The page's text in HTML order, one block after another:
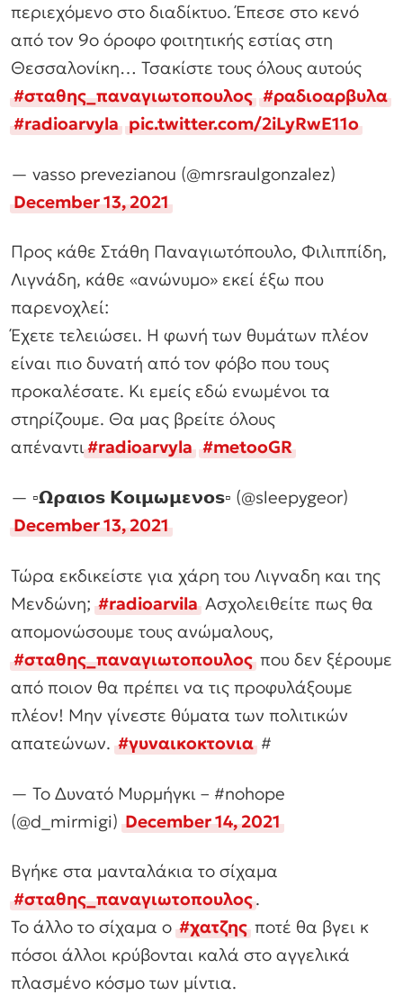
περιεχόμενο στο διαδίκτυο. Έπεσε στο κενό
από τον 9ο όροφο φοιτητικής εστίας στη
Θεσσαλονίκη… Τσακίστε τους όλους αυτούς
#σταθης_παναγιωτοπουλος #ραδιοαρβυλα
#radioarvyla pic.twitter.com/2iLyRwE11o
— vasso prevezianou (@mrsraulgonzalez)
December 13, 2021
Προς κάθε Στάθη Παναγιωτόπουλο, Φιλιππίδη,
Λιγνάδη, κάθε «ανώνυμο» εκεί έξω που
παρενοχλεί:
Έχετε τελειώσει. Η φωνή των θυμάτων πλέον
είναι πιο δυνατή από τον φόβο που τους
προκαλέσατε. Κι εμείς εδώ ενωμένοι τα
στηρίζουμε. Θα μας βρείτε όλους
απέναντι#radioarvyla #metooGR
— ▫️𝝮𝞀𝝰𝝸𝝾𝘀 𝝟𝝾𝝸𝝻𝞈𝝻𝝴𝝼𝝾𝘀▫️ (@sleepygeor)
December 13, 2021
Τώρα εκδικείστε για χάρη του Λιγναδη και της
Μενδώνη;#radioarvilaΑσχολειθείτε πως θα
απομονώσουμε τους ανώμαλους,
#σταθης_παναγιωτοπουλοςπου δεν ξέρουμε
από ποιον θα πρέπει να τις προφυλάξουμε
πλέον! Μην γίνεστε θύματα των πολιτικών
απατεώνων.#γυναικοκτονια#
— Το Δυνατό Μυρμήγκι – #nohope
(@d_mirmigi)December 14, 2021
Βγήκε στα μανταλάκια το σίχαμα
#σταθης_παναγιωτοπουλος.
Το άλλο το σίχαμα ο#χατζηςποτέ θα βγει κ
πόσοι άλλοι κρύβονται καλά στο αγγελικά
πλασμένο κόσμο των μίντια.